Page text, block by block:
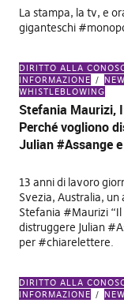
La stampa, la tv, e
giganteschi
DIRITTO ALLA
INFORMAZIONE
WHISTLEBLOWING
Stefania Maurizi,
Perché vogliono
Julian #Assange
13 anni di lavoro
Svezia, Australia,
Stefania #Maurizi
distruggere Julian
per #chiarelettere.
DIRITTO ALLA
INFORMAZIONE